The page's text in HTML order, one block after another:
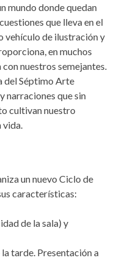
mundo donde quedan
que lleva en el
vehículo de ilustración y
en muchos
nuestros semejantes.
del Séptimo Arte
narraciones que sin
cultivan nuestro
vida.
un nuevo Ciclo de
características:
de la sala) y
tarde. Presentación a